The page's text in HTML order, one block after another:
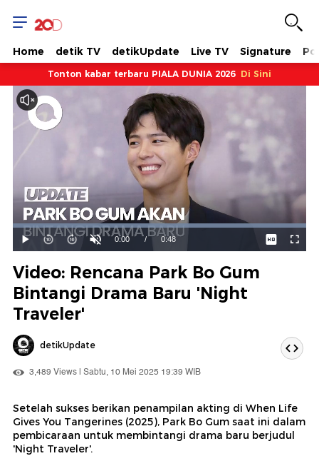
Home detik TV detikUpdate Live TV Signature
Tonton kabar terbaru PIALA DUNIA 2026 Di Sini
Mainkan
Suara
Hidup
Waktu
0:00 / Durasi
0:48
Dimuat:
100.00%
Video: Rencana Park Bo Gum
Bintangi Drama Baru 'Night
Traveler'
detikUpdate
3,489 Views | Sabtu, 10 Mei 2025 19:39 WIB
Setelah sukses berikan penampilan akting di When Life
Gives You Tangerines (2025), Park Bo Gum saat ini dalam
pembicaraan untuk membintangi drama baru berjudul
'Night Traveler'.